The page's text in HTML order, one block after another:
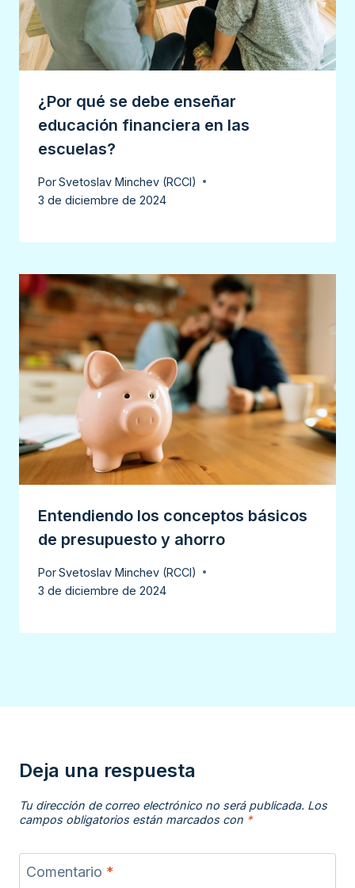
¿Por qué se debe enseñar
educación financiera en las
escuelas?
PorSvetoslav Minchev (RCCI)
3 de diciembre de 2024
Entendiendo los conceptos básicos
de presupuesto y ahorro
PorSvetoslav Minchev (RCCI)
3 de diciembre de 2024
Deja una respuesta
Tu dirección de correo electrónico no será publicada. Los
campos obligatorios están marcados con *
Comentario *